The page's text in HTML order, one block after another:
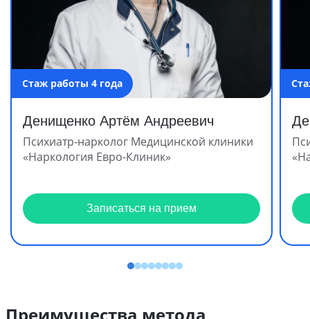
Стаж работы 4 года
Денищенко Артём Андреевич
Психиатр-нарколог Медицинской клиники
«Наркология Евро-Клиник»
Записаться на прием
Преимущества метода